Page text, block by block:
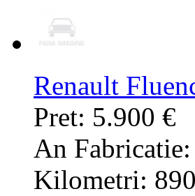
Renault
Pret: 5.900 €
An
Kilometri: